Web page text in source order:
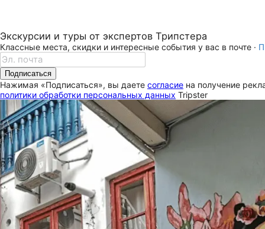
Экскурсии и туры от экспертов Трипстера
Классные места, скидки и интересные события у вас в почте ·
Подписаться
Нажимая «Подписаться», вы даете согласие на получение
политики обработки персональных данных Tripster